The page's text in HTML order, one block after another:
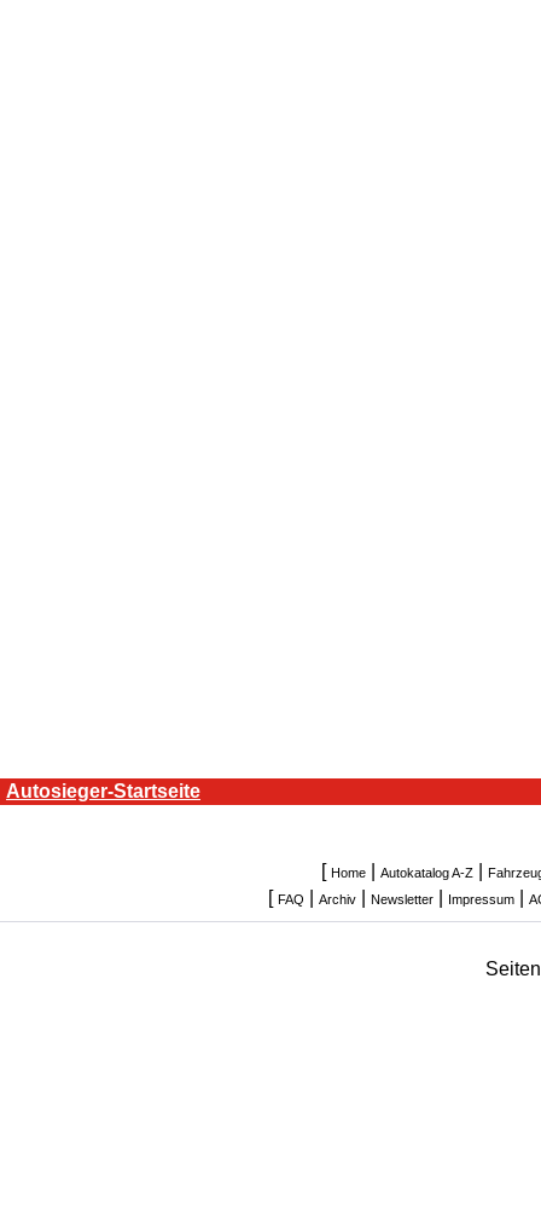
Autosieger-Startseite
[ Home| Autokatalog A-Z|
[ FAQ Archiv Newsletter Impressum